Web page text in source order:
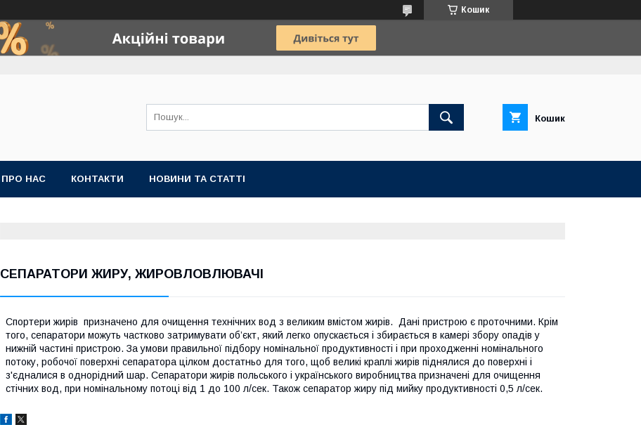
Кошик
Кошик
ПРО НАС КОНТАКТИ НОВИНИ ТА СТАТТІ
СЕПАРАТОРИ ЖИРУ, ЖИРОВЛОВЛЮВАЧІ
Спортери жирів призначено для очищення технічних вод з великим вмістом жирів. Дані пристрою є проточними. Крім
того, сепаратори можуть частково затримувати об’єкт, який легко опускається і збирається в камері збору опадів у
нижній частині пристрою. За умови правильної підбору номінальної продуктивності і при проходженні номінального
потоку, робочої поверхні сепаратора цілком достатньо для того, щоб великі краплі жирів піднялися до поверхні і
з'єдналися в однорідний шар. Сепаратори жирів польського і українського виробництва призначені для очищення
стічних вод, при номінальному потоці від 1 до 100 л/сек. Також сепаратор жиру під мийку продуктивності 0,5 л/сек.